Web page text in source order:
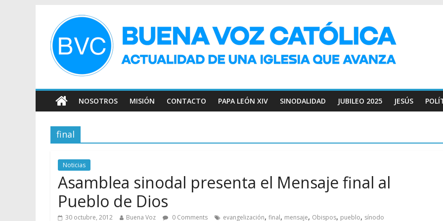
NOSOTROS MISIÓN CONTACTO PAPA LEÓN XIV SINODALIDAD JUBILEO 2025 JESÚS
final
Noticias
Asamblea sinodal presenta el Mensaje final al
Pueblo de Dios
30 octubre, 2012 Buena Voz 0 Comments evangelización, final, mensaje, Obispos, pueblo, sínodo